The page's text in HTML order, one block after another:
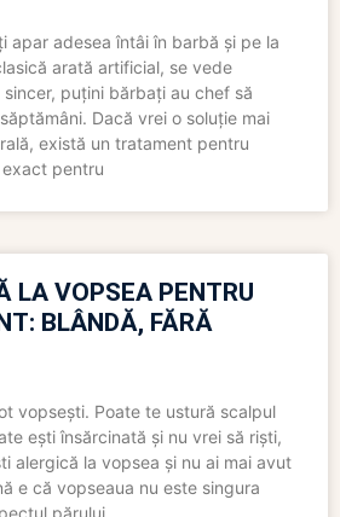
apar adesea întâi în barbă și pe la
arată artificial, se vede
puțini bărbați au chef să
Dacă vrei o soluție mai
există un tratament pentru
pentru
LA VOPSEA PENTRU
BLÂNDĂ, FĂRĂ
vopsești. Poate te ustură scalpul
ești însărcinată și nu vrei să riști,
alergică la vopsea și nu ai mai avut
e că vopseaua nu este singura